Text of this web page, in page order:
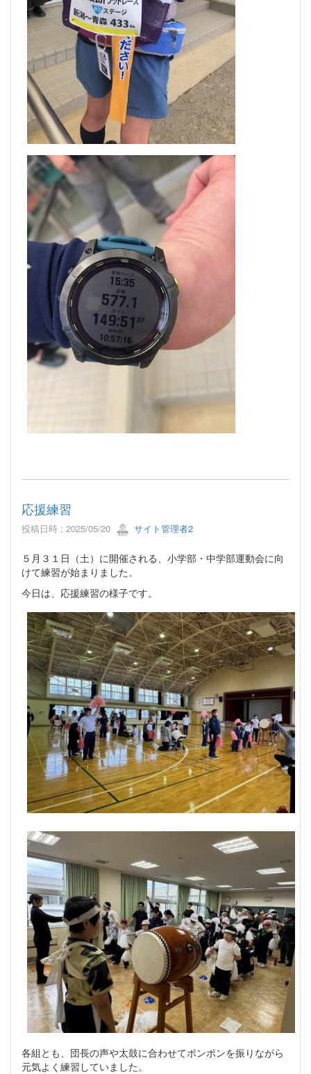
応援練習
投稿日時 : 2025/05/20 サイト管理者2
５月３１日（土）に開催される、小学部・中学部運動会に向
けて練習が始まりました。
今日は、応援練習の様子です。
各組とも、団長の声や太鼓に合わせてポンポンを振りながら
元気よく練習していました。